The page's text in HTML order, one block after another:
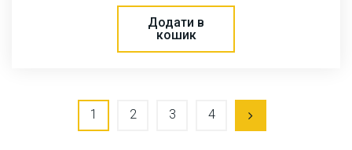
Додати в
кошик
1 2 3 4